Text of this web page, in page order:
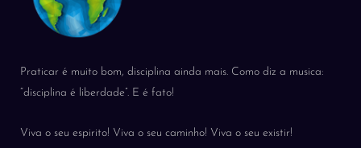
Praticar é muito bom, disciplina ainda mais. Como diz a musica:
“disciplina é liberdade”. E é fato!
Viva o seu espirito! Viva o seu caminho! Viva o seu existir!